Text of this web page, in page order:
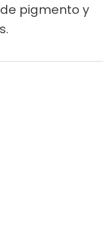
pigmento y